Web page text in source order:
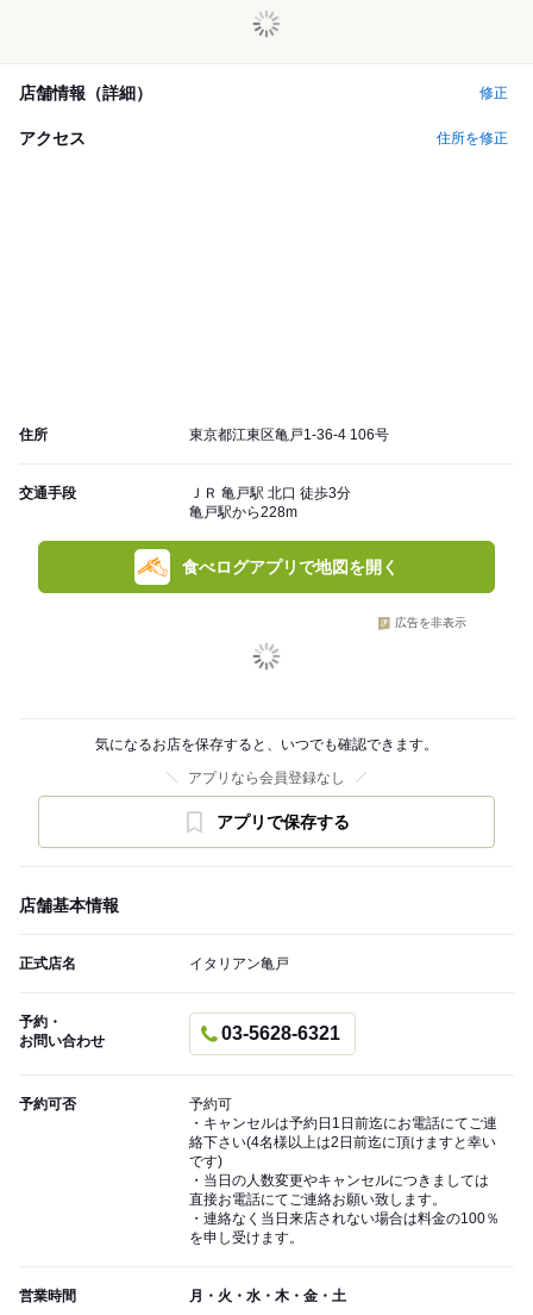
店舗情報（詳細） 修正
アクセス 住所を修正
住所 東京都江東区亀戸1-36-4 106号
交通手段
ＪＲ 亀戸駅 北口 徒歩3分
亀戸駅から228m
食べログアプリで地図を開く
広告を非表示
気になるお店を保存すると、いつでも確認できます。
アプリなら会員登録なし
アプリで保存する
店舗基本情報
正式店名 イタリアン亀戸
予約・
お問い合わせ
03-5628-6321
予約可否
予約可
・キャンセルは予約日1日前迄にお電話にてご連
絡下さい(4名様以上は2日前迄に頂けますと幸い
です)
・当日の人数変更やキャンセルにつきましては
直接お電話にてご連絡お願い致します。
・連絡なく当日来店されない場合は料金の100％
を申し受けます。
営業時間 月・火・水・木・金・土